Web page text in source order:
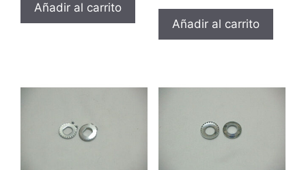
Añadir al carrito
Añadir al carrito